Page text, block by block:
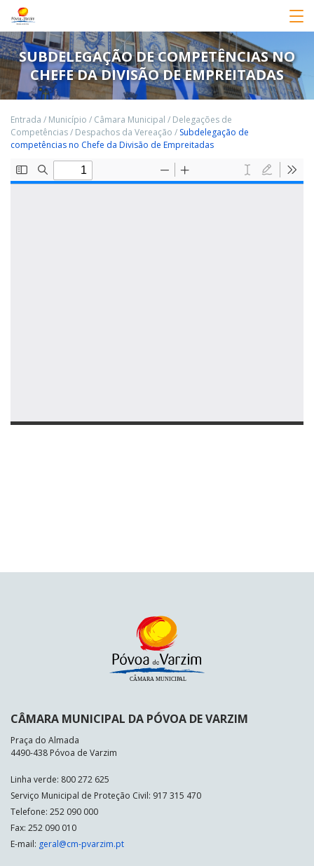
SUBDELEGAÇÃO DE COMPETÊNCIAS NO
CHEFE DA DIVISÃO DE EMPREITADAS
Entrada / Município / Câmara Municipal / Delegações de
Competências/ Despachos da Vereação / Subdelegação de
competências no Chefe da Divisão de Empreitadas
CÂMARA MUNICIPAL DA PÓVOA DE VARZIM
Praça do Almada
4490-438 Póvoa de Varzim
Linha verde: 800 272 625
Serviço Municipal de Proteção Civil: 917 315 470
Telefone: 252 090 000
Fax: 252 090 010
E-mail: geral@cm-pvarzim.pt